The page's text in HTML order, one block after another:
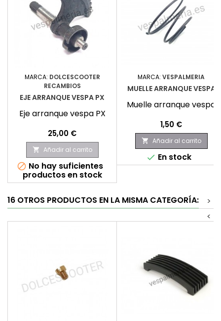
MARCA: DOLCESCOOTER
RECAMBIOS
EJE ARRANQUE VESPA PX
Eje arranque vespa PX
Precio
25,00 €
 Añadir al carrito
 No hay suficientes
productos en stock
MARCA: VESPALMERIA
MUELLE ARRANQUE VESPA
Muelle arranque vespa
Precio
1,50 €
 Añadir al carrito
 En stock
16 OTROS PRODUCTOS EN LA MISMA CATEGORÍA:
>
<